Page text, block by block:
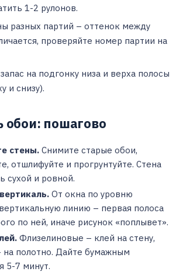
1-2 рулонов.
разных партий – оттенок между
проверяйте номер партии на
на подгонку низа и верха полосы
и снизу).
обои: пошагово
стены. Снимите старые обои,
отшлифуйте и прогрунтуйте. Стена
сухой и ровной.
От окна по уровню
линию – первая полоса
по ней, иначе рисунок «поплывет».
Флизелиновые – клей на стену,
полотно. Дайте бумажным
5-7 минут.